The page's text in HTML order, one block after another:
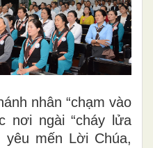
nhân “chạm vào
nơi ngài “cháy lửa
yêu mến Lời Chúa,